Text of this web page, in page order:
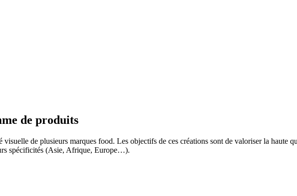
de produits
de plusieurs marques food. Les objectifs de ces créations sont de valoriser la haute
spécificités (Asie, Afrique, Europe…).